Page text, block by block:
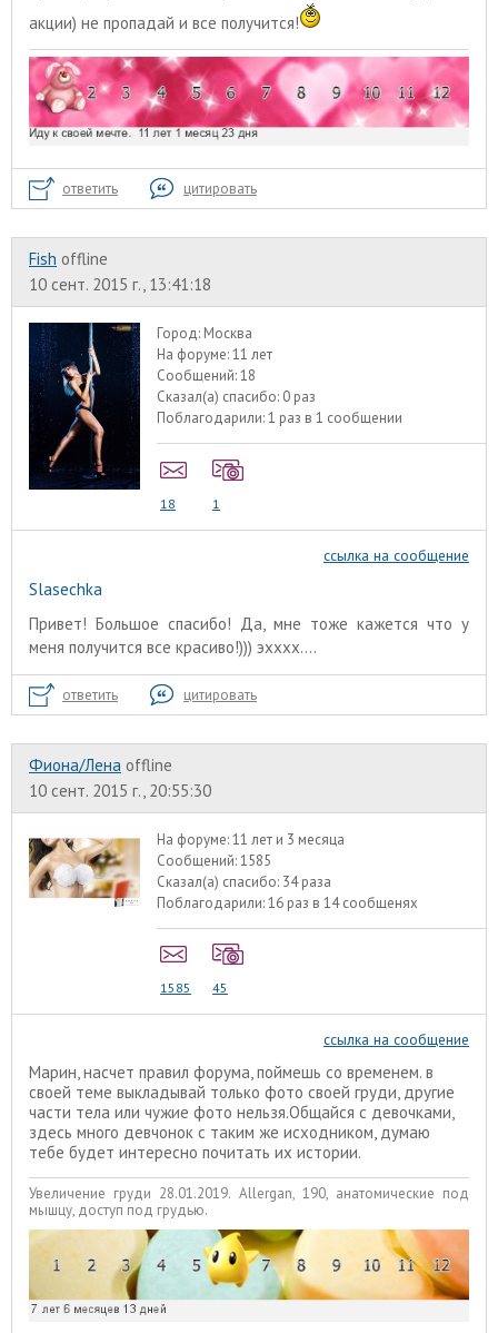
акции) не пропадай и все получится!
ответить цитировать
Fish offline
10 сент. 2015 г., 13:41:18
Город: Москва
На форуме:11 лет
Сообщений:18
Сказал(а) спасибо: 0 раз
Поблагодарили:1 раз в 1 сообщении
18 1
ссылка на сообщение
Slasechka
Привет! Большое спасибо! Да, мне тоже кажется что у
меня получится все красиво!))) эхххх....
ответить цитировать
Фиона/Лена offline
10 сент. 2015 г., 20:55:30
На форуме:11 лет и 3 месяца
Сообщений:1585
Сказал(а) спасибо: 34 раза
Поблагодарили:16 раз в 14 сообщенях
1585 45
ссылка на сообщение
Марин, насчет правил форума, поймешь со временем. в
своей теме выкладывай только фото своей груди, другие
части тела или чужие фото нельзя.Общайся с девочками,
здесь много девчонок с таким же исходником, думаю
тебе будет интересно почитать их истории.
Увеличение груди 28.01.2019. Allergan, 190, анатомические под
мышцу, доступ под грудью.